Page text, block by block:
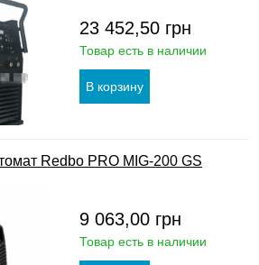
23 452,50 грн
Товар есть в наличии
Redbo PRO MIG-200 GS
9 063,00 грн
Товар есть в наличии